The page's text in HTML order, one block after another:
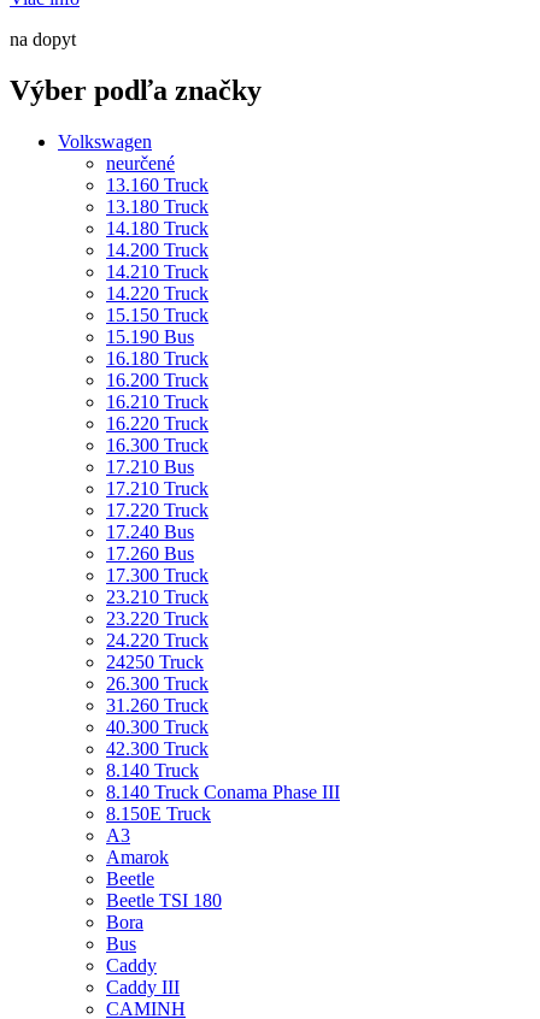
na dopyt
Výber podľa značky
Volkswagen
neurčené
13.160 Truck
13.180 Truck
14.180 Truck
14.200 Truck
14.210 Truck
14.220 Truck
15.150 Truck
15.190 Bus
16.180 Truck
16.200 Truck
16.210 Truck
16.220 Truck
16.300 Truck
17.210 Bus
17.210 Truck
17.220 Truck
17.240 Bus
17.260 Bus
17.300 Truck
23.210 Truck
23.220 Truck
24.220 Truck
24250 Truck
26.300 Truck
31.260 Truck
40.300 Truck
42.300 Truck
8.140 Truck
8.140 Truck Conama Phase III
8.150E Truck
A3
Amarok
Beetle
Beetle TSI 180
Bora
Bus
Caddy
Caddy III
CAMINH